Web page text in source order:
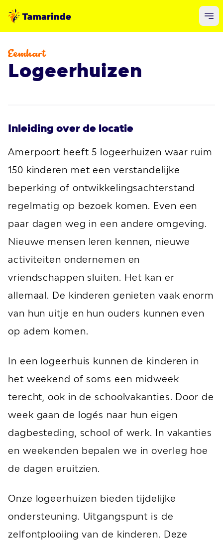
Eemhart
Logeerhuizen
Inleiding over de locatie
Amerpoort heeft 5 logeerhuizen waar ruim
150 kinderen met een verstandelijke
beperking of ontwikkelingsachterstand
regelmatig op bezoek komen. Even een
paar dagen weg in een andere omgeving.
Nieuwe mensen leren kennen, nieuwe
activiteiten ondernemen en
vriendschappen sluiten. Het kan er
allemaal. De kinderen genieten vaak enorm
van hun uitje en hun ouders kunnen even
op adem komen.
In een logeerhuis kunnen de kinderen in
het weekend of soms een midweek
terecht, ook in de schoolvakanties. Door de
week gaan de logés naar hun eigen
dagbesteding, school of werk. In vakanties
en weekenden bepalen we in overleg hoe
de dagen eruitzien.
Onze logeerhuizen bieden tijdelijke
ondersteuning. Uitgangspunt is de
zelfontplooiing van de kinderen. Deze